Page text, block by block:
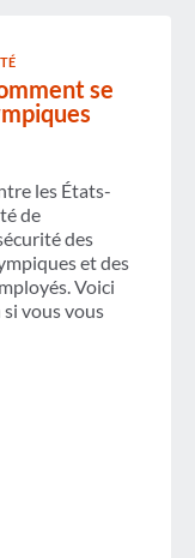
se
les États-
de
des
et des
Voici
vous vous